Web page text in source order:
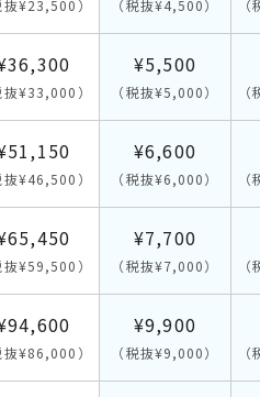
抜¥23,500） （税抜¥4,500）
抜¥33,000）
¥5,500
（税抜¥5,000）
抜¥46,500）
¥6,600
（税抜¥6,000）
抜¥59,500）
¥7,700
（税抜¥7,000）
抜¥86,000）
¥9,900
（税抜¥9,000）